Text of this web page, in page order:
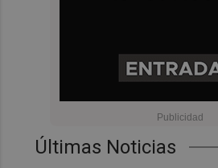
Últimas Noticias